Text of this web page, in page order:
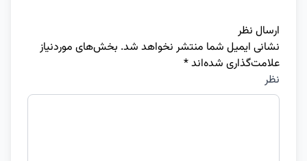
ارسال نظر
نشانی ایمیل شما منتشر نخواهد شد. بخش‌های موردنیاز
علامت‌گذاری شده‌اند*
نظر